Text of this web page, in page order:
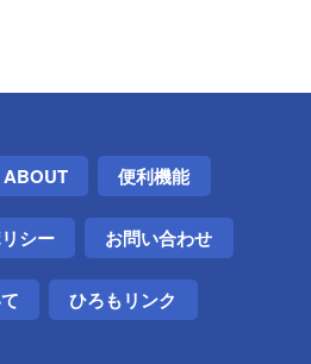
ABOUT 便利機能
シー お問い合わせ
ひろもリンク